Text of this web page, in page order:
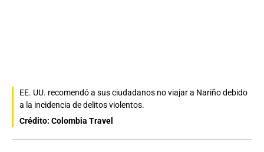
EE. UU. recomendó a sus ciudadanos no viajar a Nariño debido
a la incidencia de delitos violentos.
Crédito: Colombia Travel